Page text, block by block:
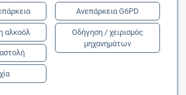
αλκοόλ
Ανεπάρκεια G6PD
Οδήγηση / χειρισμός
μηχανημάτων